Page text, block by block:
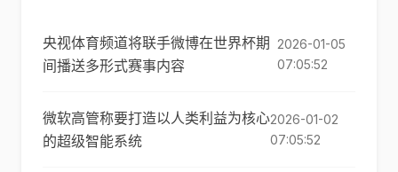
央视体育频道将联手微博在世界杯期
间播送多形式赛事内容
2026-01-05
07:05:52
微软高管称要打造以人类利益为核心
的超级智能系统
2026-01-02
07:05:52